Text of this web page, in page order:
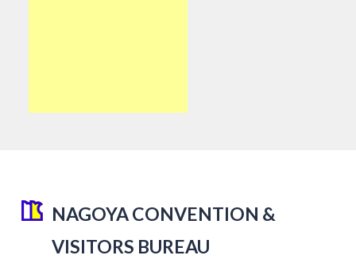
NAGOYA CONVENTION &
VISITORS BUREAU